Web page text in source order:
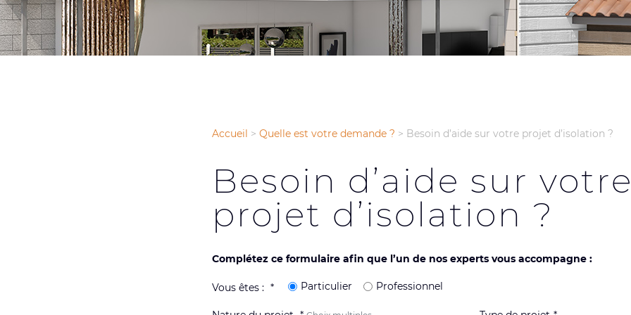
Accueil > Quelle est votre demande ? > Besoin d’aide sur votre projet d’isolation ?
Besoin d’aide sur
projet d’isolation ?
Complétez ce formulaire afin que l’un de nos experts vous accompagne :
Vous êtes : Particulier Professionnel